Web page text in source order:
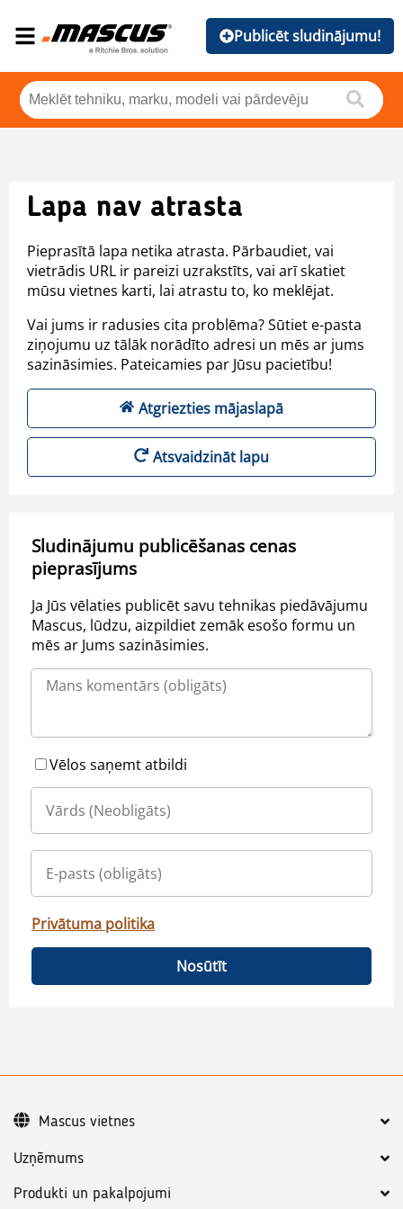
Publicēt sludinājumu!
Lapa nav atrasta
Pieprasītā lapa netika atrasta. Pārbaudiet, vai
vietrādis URL ir pareizi uzrakstīts, vai arī skatiet
mūsu vietnes karti, lai atrastu to, ko meklējat.
Vai jums ir radusies cita problēma? Sūtiet e-pasta
ziņojumu uz tālāk norādīto adresi un mēs ar jums
sazināsimies. Pateicamies par Jūsu pacietību!
Atgriezties mājaslapā
Atsvaidzināt lapu
Sludinājumu publicēšanas cenas
pieprasījums
Ja Jūs vēlaties publicēt savu tehnikas piedāvājumu
Mascus, lūdzu, aizpildiet zemāk esošo formu un
mēs ar Jums sazināsimies.
Vēlos saņemt atbildi
Privātuma politika
Nosūtīt
Uzņēmums
Produkti un pakalpojumi
Mascus vietnes